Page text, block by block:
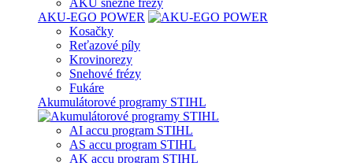
AKU snežné frézy
AKU-EGO POWER
Kosačky
Reťazové píly
Krovinorezy
Snehové frézy
Fukáre
Akumulátorové programy STIHL
AI accu program STIHL
AS accu program STIHL
AK accu program STIHL